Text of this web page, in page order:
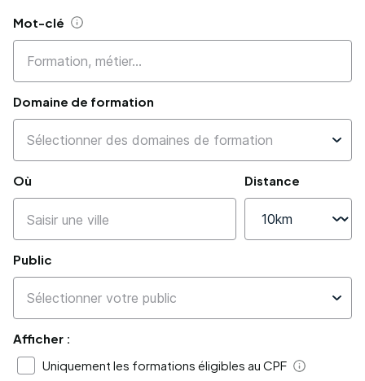
Mot-clé Aide
Domaine de formation
Où Distance
Public
Afficher :
Uniquement les formations éligibles au CPF
Aide